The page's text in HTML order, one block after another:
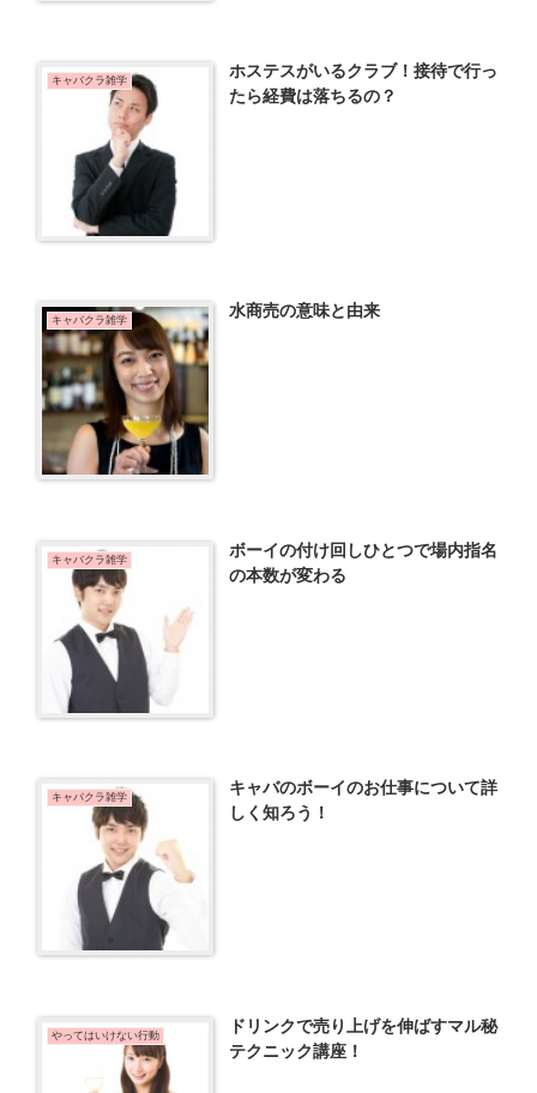
キャバクラ雑学
ホステスがいるクラブ！接待で行っ
たら経費は落ちるの？
キャバクラ雑学 水商売の意味と由来
キャバクラ雑学
ボーイの付け回しひとつで場内指名
の本数が変わる
キャバクラ雑学
キャバのボーイのお仕事について詳
しく知ろう！
やってはいけない行動
ドリンクで売り上げを伸ばすマル秘
テクニック講座！